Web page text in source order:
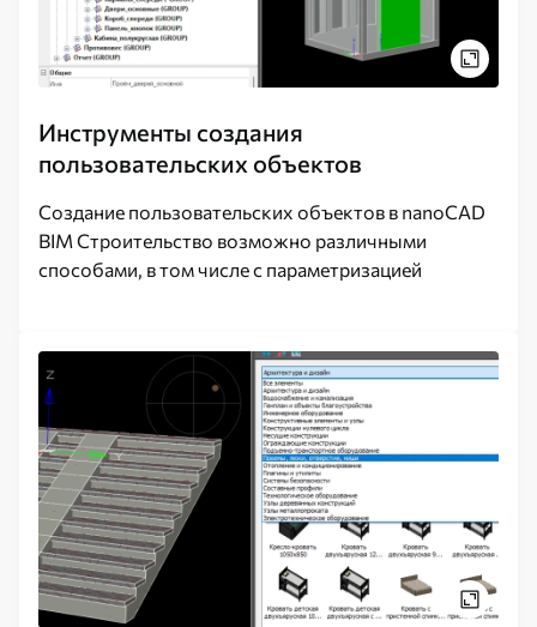
Инструменты создания
пользовательских объектов
Создание пользовательских объектов в nanoCAD
BIM Строительство возможно различными
способами, в том числе с параметризацией